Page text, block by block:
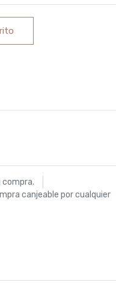
compra.
canjeable por cualquier